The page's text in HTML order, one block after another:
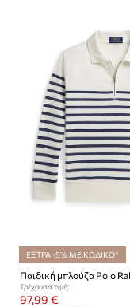
ΕΞΤΡΑ -5% ΜΕ ΚΩΔΙΚΟ*
Παιδική μπλούζα Polo
Τρέχουσα τιμή:
97,99 €